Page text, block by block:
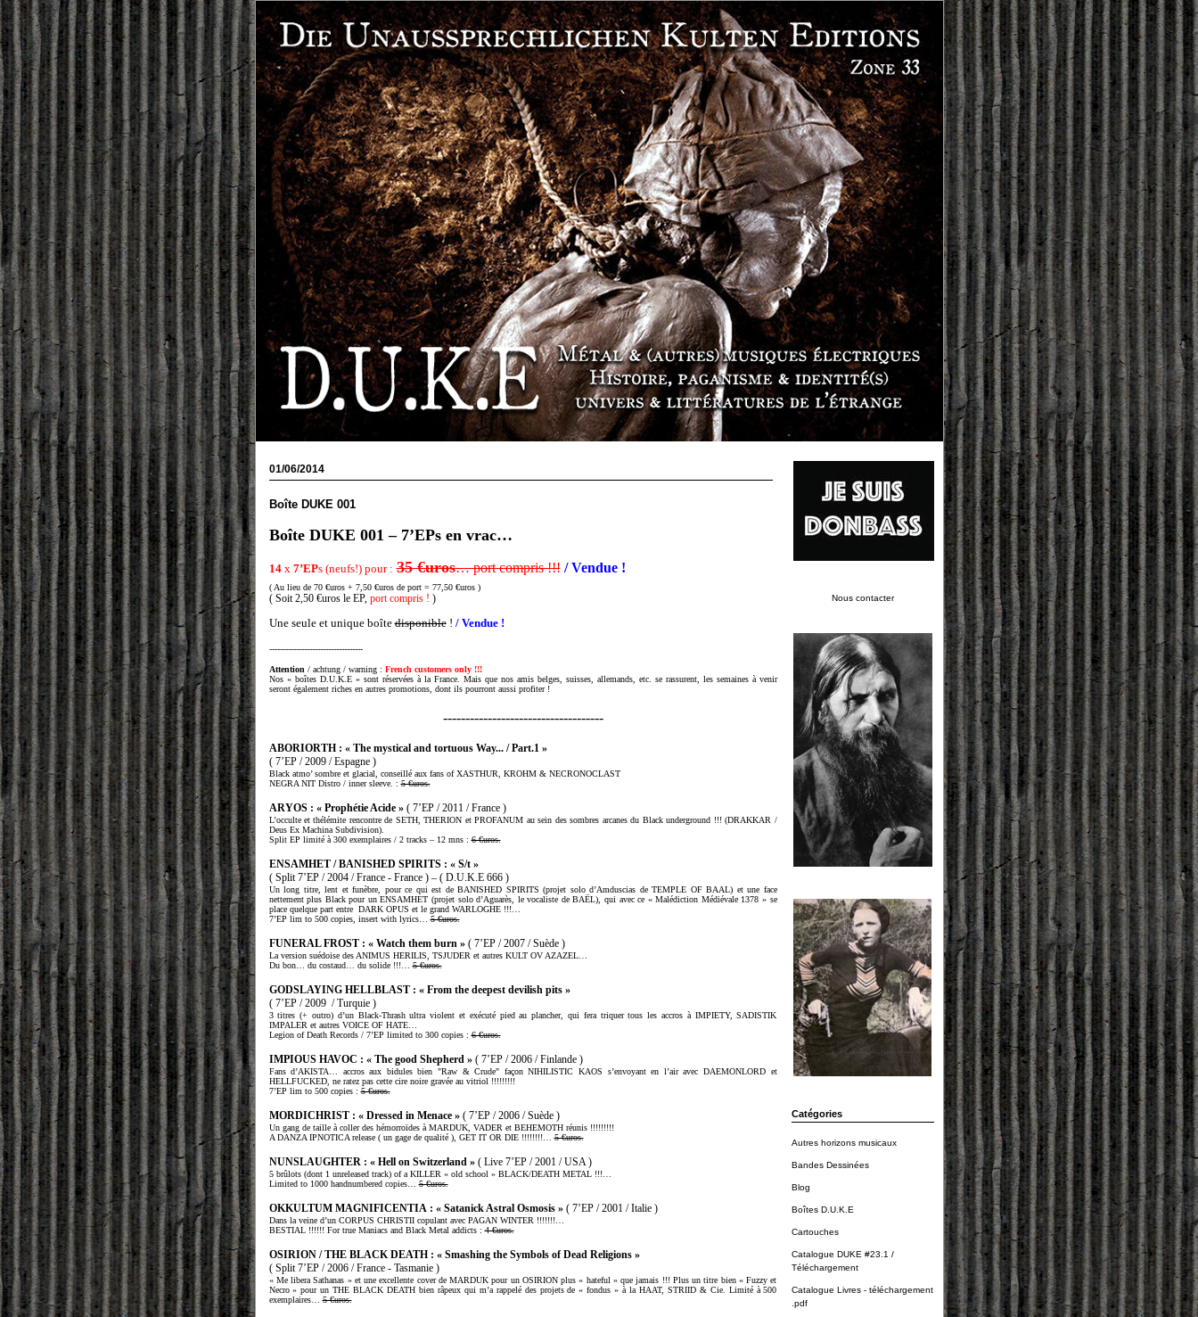
Nous contacter
Catégories
Autres horizons musicaux
Bandes Dessinées
Blog
Boîtes D.U.K.E
Cartouches
Catalogue DUKE #23.1 /
Téléchargement
Catalogue Livres - téléchargement
.pdf
01/06/2014
Boîte DUKE 001
Boîte DUKE 001 – 7’EPs en vrac…
14 x7’EPs (neufs!) pour : 35 €uros… port compris !!! / Vendue !
( Au lieu de 70 €uros + 7,50 €uros de port = 77,50 €uros )
( Soit 2,50 €uros le EP,port compris ! )
Une seule et unique boîtedisponible! / Vendue !
-----------------------------------
Attention / achtung / warning : French customers only !!!
Nos « boîtes D.U.K.E » sont réservées à la France. Mais que nos amis belges, suisses, allemands, etc. se rassurent, les semaines à venir
seront également riches en autres promotions, dont ils pourront aussi profiter !
------------------------------------
ABORIORTH : « The mystical and tortuous Way... / Part.1 »
( 7’EP / 2009 / Espagne )
Black atmo’ sombre et glacial, conseillé aux fans of XASTHUR, KROHM & NECRONOCLAST
NEGRA NIT Distro / inner sleeve. :5 €uros.
ARYOS : « Prophétie Acide »( 7’EP / 2011 / France )
L’occulte et thélémite rencontre de SETH, THERION et PROFANUM au sein des sombres arcanes du Black underground !!! (DRAKKAR /
Deus Ex Machina Subdivision).
Split EP limité à 300 exemplaires / 2 tracks – 12 mns :6 €uros.
ENSAMHET / BANISHED SPIRITS : « S/t »
( Split 7’EP / 2004 / France - France ) – ( D.U.K.E 666 )
Un long titre, lent et funèbre, pour ce qui est de BANISHED SPIRITS (projet solo d’Amduscias de TEMPLE OF BAAL) et une face
nettement plus Black pour un ENSAMHET (projet solo d’Aguarès, le vocaliste de BAËL), qui avec ce « Malédiction Médiévale 1378 » se
place quelque part entre DARK OPUS et le grand WARLOGHE !!!…
7’EP lim to 500 copies, insert with lyrics…5 €uros.
FUNERAL FROST : « Watch them burn »( 7’EP / 2007 / Suède )
La version suédoise des ANIMUS HERILIS, TSJUDER et autres KULT OV AZAZEL…
Du bon… du costaud… du solide !!!…5 €uros.
GODSLAYING HELLBLAST : « From the deepest devilish pits »
( 7’EP / 2009 / Turquie )
3 titres (+ outro) d’un Black-Thrash ultra violent et exécuté pied au plancher, qui fera triquer tous les accros à IMPIETY, SADISTIK
IMPALER et autres VOICE OF HATE…
Legion of Death Records / 7’EP limited to 300 copies :6 €uros.
IMPIOUS HAVOC : « The good Shepherd »( 7’EP / 2006 / Finlande )
Fans d’AKISTA… accros aux bidules bien "Raw & Crude" façon NIHILISTIC KAOS s’envoyant en l’air avec DAEMONLORD et
HELLFUCKED, ne ratez pas cette cire noire gravée au vitriol !!!!!!!!!
7’EP lim to 500 copies :5 €uros.
MORDICHRIST : « Dressed in Menace »( 7’EP / 2006 / Suède )
Un gang de taille à coller des hémorroïdes à MARDUK, VADER et BEHEMOTH réunis !!!!!!!!!
A DANZA IPNOTICA release ( un gage de qualité ), GET IT OR DIE !!!!!!!!…5 €uros.
NUNSLAUGHTER : « Hell on Switzerland »( Live 7’EP / 2001 / USA )
5 brûlots (dont 1 unreleased track) of a KILLER « old school » BLACK/DEATH METAL !!!…
Limited to 1000 handnumbered copies…5 €uros.
OKKULTUM MAGNIFICENTIA : « Satanick Astral Osmosis » ( 7’EP / 2001 / Italie )
Dans la veine d’un CORPUS CHRISTII copulant avec PAGAN WINTER !!!!!!!…
BESTIAL !!!!!! For true Maniacs and Black Metal addicts :4 €uros.
OSIRION / THE BLACK DEATH : « Smashing the Symbols of Dead Religions »
( Split 7’EP / 2006 / France - Tasmanie )
« Me libera Sathanas » et une excellente cover de MARDUK pour un OSIRION plus « hateful » que jamais !!! Plus un titre bien « Fuzzy et
Necro » pour un THE BLACK DEATH bien râpeux qui m’a rappelé des projets de « fondus » à la HAAT, STRIID & Cie. Limité à 500
exemplaires…5 €uros.